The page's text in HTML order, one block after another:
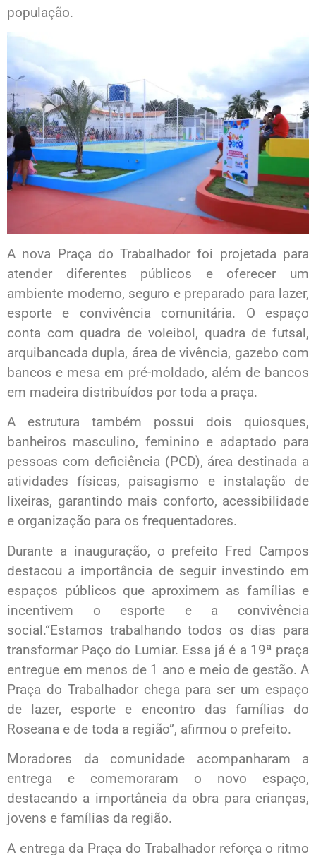
população.
A nova Praça do Trabalhador foi projetada para
atender diferentes públicos e oferecer um
ambiente moderno, seguro e preparado para lazer,
esporte e convivência comunitária. O espaço
conta com quadra de voleibol, quadra de futsal,
arquibancada dupla, área de vivência, gazebo com
bancos e mesa em pré-moldado, além de bancos
em madeira distribuídos por toda a praça.
A estrutura também possui dois quiosques,
banheiros masculino, feminino e adaptado para
pessoas com deficiência (PCD), área destinada a
atividades físicas, paisagismo e instalação de
lixeiras, garantindo mais conforto, acessibilidade
e organização para os frequentadores.
Durante a inauguração, o prefeito Fred Campos
destacou a importância de seguir investindo em
espaços públicos que aproximem as famílias e
incentivem o esporte e a convivência
social.“Estamos trabalhando todos os dias para
transformar Paço do Lumiar. Essa já é a 19ª praça
entregue em menos de 1 ano e meio de gestão. A
Praça do Trabalhador chega para ser um espaço
de lazer, esporte e encontro das famílias do
Roseana e de toda a região”, afirmou o prefeito.
Moradores da comunidade acompanharam a
entrega e comemoraram o novo espaço,
destacando a importância da obra para crianças,
jovens e famílias da região.
A entrega da Praça do Trabalhador reforça o ritmo